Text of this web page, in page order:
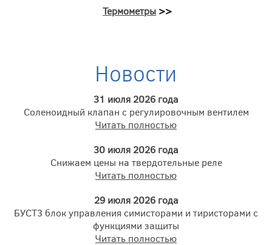
Термометры >>
Новости
31 июля 2026 года
Соленоидный клапан с регулировочным вентилем
Читать полностью
30 июля 2026 года
Снижаем цены на твердотельные реле
Читать полностью
29 июля 2026 года
БУСТ3 блок управления симисторами и тиристорами с
функциями защиты
Читать полностью